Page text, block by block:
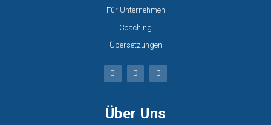
Für Unternehmen
Coaching
Übersetzungen
Über Uns